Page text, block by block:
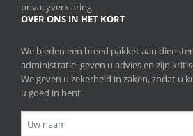
privacyverklaring
OVER ONS IN HET KORT
We bieden een breed pakket aan
administratie, geven u advies en zijn
We geven u zekerheid in zaken, zodat u
u goed in bent.